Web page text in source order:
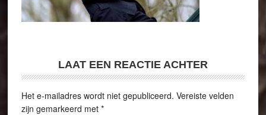
LAAT EEN REACTIE ACHTER
Het e-mailadres wordt niet gepubliceerd. Vereiste velden
zijn gemarkeerd met *